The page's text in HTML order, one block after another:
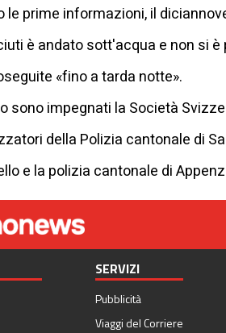
le prime informazioni, il
è andato sott'acqua e non si
«fino a tarda notte».
sono impegnati la Società
della Polizia cantonale di
e la polizia cantonale di
SERVIZI
Pubblicità
Viaggi del Corriere